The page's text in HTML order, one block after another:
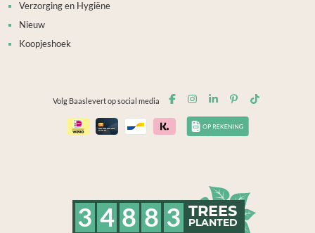
Verzorging en Hygiëne
Nieuw
Koopjeshoek
Volg Baaslevert op social media
3 4 8 8 3 TREES
PLANTED